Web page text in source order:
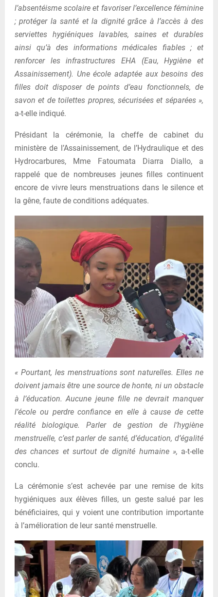
l’absentéisme scolaire et favoriser l’excellence féminine
; protéger la santé et la dignité grâce à l’accès à des
serviettes hygiéniques lavables, saines et durables
ainsi qu’à des informations médicales fiables ; et
renforcer les infrastructures EHA (Eau, Hygiène et
Assainissement). Une école adaptée aux besoins des
filles doit disposer de points d’eau fonctionnels, de
savon et de toilettes propres, sécurisées et séparées »,
a-t-elle indiqué.
Présidant la cérémonie, la cheffe de cabinet du
ministère de l’Assainissement, de l’Hydraulique et des
Hydrocarbures, Mme Fatoumata Diarra Diallo, a
rappelé que de nombreuses jeunes filles continuent
encore de vivre leurs menstruations dans le silence et
la gêne, faute de conditions adéquates.
« Pourtant, les menstruations sont naturelles. Elles ne
doivent jamais être une source de honte, ni un obstacle
à l’éducation. Aucune jeune fille ne devrait manquer
l’école ou perdre confiance en elle à cause de cette
réalité biologique. Parler de gestion de l’hygiène
menstruelle, c’est parler de santé, d’éducation, d’égalité
des chances et surtout de dignité humaine », a-t-elle
conclu.
La cérémonie s’est achevée par une remise de kits
hygiéniques aux élèves filles, un geste salué par les
bénéficiaires, qui y voient une contribution importante
à l’amélioration de leur santé menstruelle.